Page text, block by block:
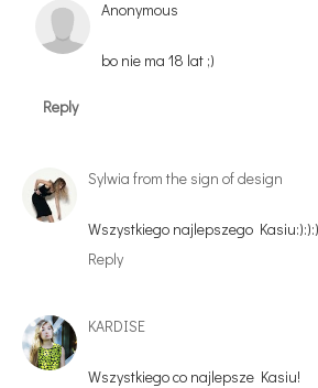
Anonymous
bo nie ma 18 lat ;)
Reply
Sylwia from the sign of design
Wszystkiego najlepszego
Reply
KARDISE
Wszystkiego co najlepsze Kasiu!